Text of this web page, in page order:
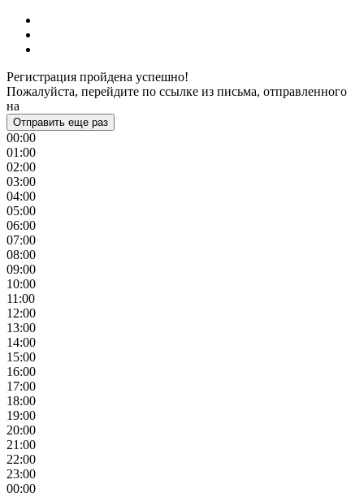
Регистрация пройдена успешно!
Пожалуйста, перейдите по ссылке из письма, отправленного
на
Отправить еще раз
00:00
01:00
02:00
03:00
04:00
05:00
06:00
07:00
08:00
09:00
10:00
11:00
12:00
13:00
14:00
15:00
16:00
17:00
18:00
19:00
20:00
21:00
22:00
23:00
00:00